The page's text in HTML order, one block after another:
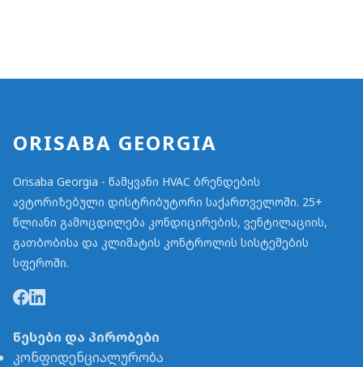
ORISABA GEORGIA
Orisaba Georgia - წამყვანი HVAC ბრენდების
ავტორიზებული დისტრიბუტორი საქართველოში. 25+
წლიანი გამოცდილება კონდიცირების, ვენტილაციის,
გათბობისა და კლიმატის კონტროლის სისტემების
სფეროში.
წესები და პირობები
კონფიდენციალურობა